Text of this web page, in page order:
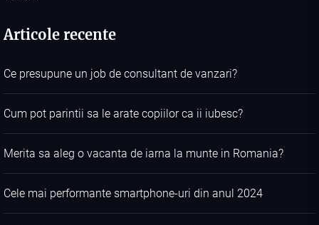
Articole recente
Ce presupune un job de consultant de vanzari?
Cum pot parintii sa le arate copiilor ca ii iubesc?
Merita sa aleg o vacanta de iarna la munte in Romania?
Cele mai performante smartphone-uri din anul 2024